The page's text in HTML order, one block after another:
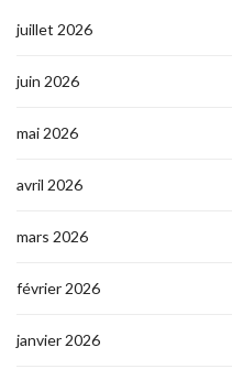
juillet 2026
juin 2026
mai 2026
avril 2026
mars 2026
février 2026
janvier 2026